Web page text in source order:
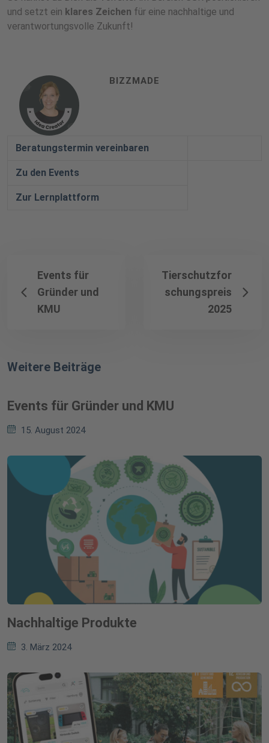
und setzt ein klares Zeichen für eine nachhaltige und
verantwortungsvolle Zukunft!
BIZZMADE
Beratungstermin vereinbaren
Zu den Events
Zur Lernplattform
Events für
Gründer und
KMU
Tierschutzfor
schungspreis
2025
Weitere Beiträge
Events für Gründer und KMU
15. August 2024
Nachhaltige Produkte
3. März 2024